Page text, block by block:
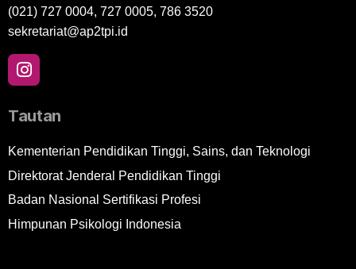
(021) 727 0004, 727 0005, 786 3520
sekretariat@ap2tpi.id
Tautan
Kementerian Pendidikan Tinggi, Sains, dan Teknologi
Direktorat Jenderal Pendidikan Tinggi
Badan Nasional Sertifikasi Profesi
Himpunan Psikologi Indonesia